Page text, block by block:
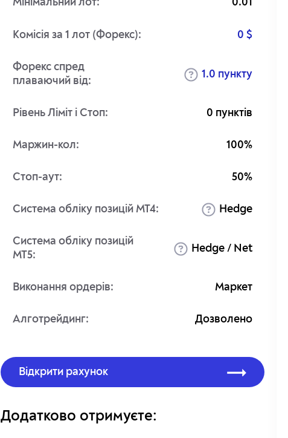
Мінімальний лот: 0.01
Комісія за 1 лот (Форекс): 0 $
Форекс спред
плаваючий від:
1.0 пункту
Рівень Ліміт і Стоп: 0 пунктів
Маржин-кол: 100%
Стоп-аут: 50%
Система обліку позицій MT4: Hedge
Система обліку позицій
MT5:
Hedge / Net
Виконання ордерів: Маркет
Алготрейдинг: Дозволено
Відкрити рахунок
Додатково отримуєте: